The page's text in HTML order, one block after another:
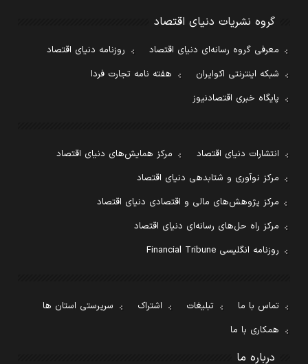
گروه نشریات دنیای اقتصاد
معرفی گروه رسانه‌ای دنیای اقتصاد
روزنامه دنیای اقتصاد
شبکه اینترنتی اکوایران
هفته نامه تجارت فردا
پایگاه خبری اقتصادنیوز
انتشارات دنیای اقتصاد
مرکز همایش‌های دنیای اقتصاد
مرکز نوآوری و شتابدهی دنیای اقتصاد
مرکز پژوهش‌های مالی و اقتصادی دنیای اقتصاد
مرکز راه حل‌های رسانه‌ای دنیای اقتصاد
روزنامه انگلیسی Financial Tribune
تماس با ما تبلیغات اشتراک
سرپرستی استان ها
همکاری با ما
درباره ما